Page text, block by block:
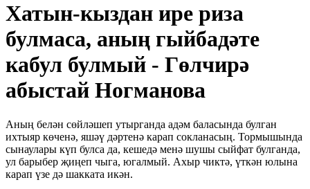
Хатын-кыздан ире риза
булмаса, аның гыйбадәте
кабул булмый - Гөлчирә
абыстай Ногманова
Аның белән сөйләшеп утырганда адәм баласында булган
ихтыяр көченә, яшәү дәртенә карап сокланасың. Тормышында
сынаулары күп булса да, кешедә менә шушы сыйфат булганда,
ул барыбер җиңеп чыга, югалмый. Ахыр чиктә, үткән юлына
карап үзе дә шакката икән.